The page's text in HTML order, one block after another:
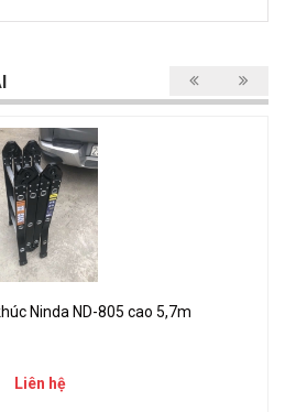
Ninda ND-805 cao 5,7m
Liên hệ